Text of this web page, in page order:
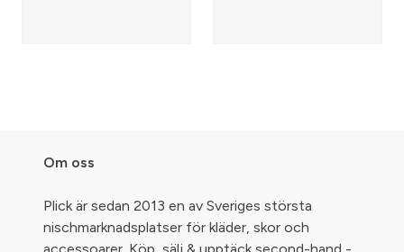
Om oss
Plick är sedan 2013 en av Sveriges största
nischmarknadsplatser för kläder, skor och